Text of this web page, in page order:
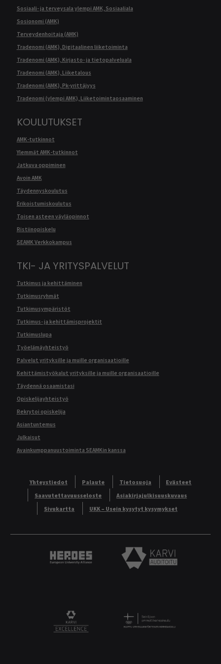
Sosiaali- ja terveysala ylempi AMK, Sosiaaliala
Sosionomi (AMK)
Terveydenhoitaja (AMK)
Tradenomi (AMK), Digitaalinen liiketoiminta
Tradenomi (AMK), Kirjasto- ja tietopalveluala
Tradenomi (AMK), Liiketalous
Tradenomi (AMK), Pk-yrittäjyys
Tradenomi (ylempi AMK), Liiketoimintaosaaminen
KOULUTUKSET
AMK-tutkinnot
Ylemmät AMK-tutkinnot
Jatkuva oppiminen
Avoin AMK
Täydennyskoulutus
Erikoistumiskoulutus
Toisen asteen väyläopinnot
Ristiinopiskelu
SEAMK Verkkokampus
TKI- JA YRITYSPALVELUT
Tutkimus ja kehittäminen
Tutkimusryhmät
Tutkimusympäristöt
Tutkimus- ja kehittämisprojektit
Tutkimuslupa
Työelämäyhteistyö
Palvelut yrityksille ja muille organisaatioille
Kehittämistyökalut yrityksille ja muille organisaatioille
Täydennä osaamistasi
Opiskelijayhteistyö
Rekrytoi opiskelija
Asiantuntemus
Julkaisut
Avainkumppanuustoiminta SEAMKin kanssa
Yhteystiedot Palaute Tietosuoja
Evästeet
Saavutettavuusseloste
Asiakirjajulkisuuskuvaus
Sivukartta
UKK – Usein kysytyt kysymykset
Heroes European University Alliance logo
Karvi Auditoitu logo
KARVI Excellence logo.Logo